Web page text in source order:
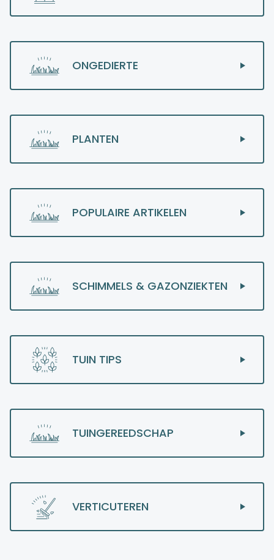
ONGEDIERTE
PLANTEN
POPULAIRE ARTIKELEN
SCHIMMELS & GAZONZIEKTEN
TUIN TIPS
TUINGEREEDSCHAP
VERTICUTEREN